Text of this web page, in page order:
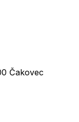
Čakovec